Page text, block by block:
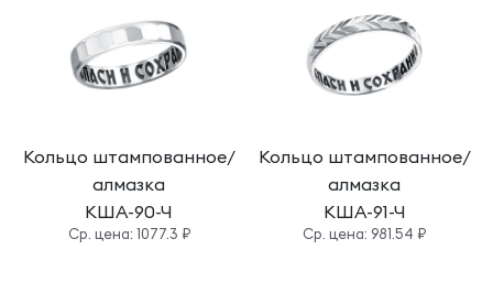
Кольцо штампованное/
алмазка
КША-90-Ч
Cр. цена: 1077.3 ₽
Кольцо штампованное/
алмазка
КША-91-Ч
Cр. цена: 981.54 ₽